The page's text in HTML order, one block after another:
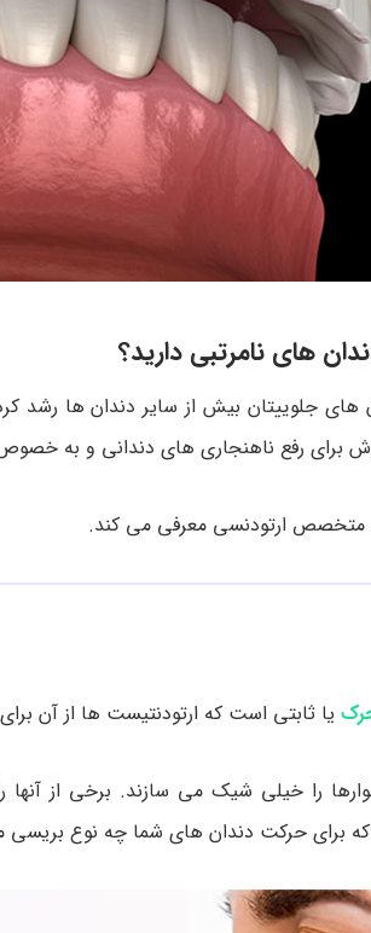
های نامرتبی دارید؟
های جلوییتان بیش از سایر دندان ها رشد
برای رفع ناهنجاری های دندانی و به
متخصص ارتودنسی معرفی می کند.
یا ثابتی است که ارتودنتیست ها از آن
را خیلی شیک می سازند. برخی از
که برای حرکت دندان های شما چه نوع